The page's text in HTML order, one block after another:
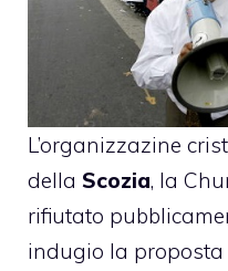
L’organizzazine
della Scozia, la
rifiutato
indugio la proposta